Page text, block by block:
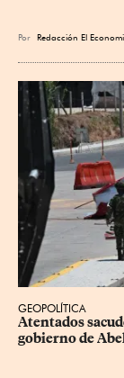
Por Redacción El
GEOPOLÍTICA
Atentados
gobierno de